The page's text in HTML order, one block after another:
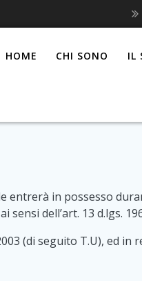
HOME CHI SONO IL
entrerà in possesso
sensi dell’art. 13 d.lgs.
(di seguito T.U), ed